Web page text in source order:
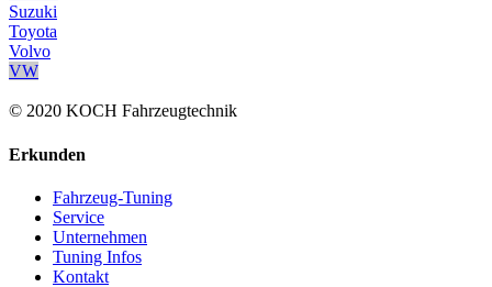
Suzuki
Toyota
Volvo
VW
© 2020 KOCH Fahrzeugtechnik
Erkunden
Fahrzeug-Tuning
Service
Unternehmen
Tuning Infos
Kontakt